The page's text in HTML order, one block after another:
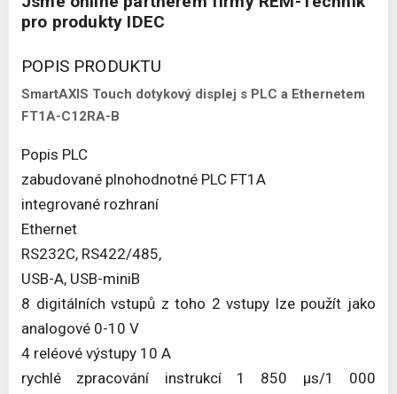
pro produkty IDEC
POPIS PRODUKTU
SmartAXIS Touch dotykový displej s PLC a Ethernetem
FT1A-C12RA-B
Popis PLC
zabudované plnohodnotné PLC FT1A
integrované rozhraní
Ethernet
RS232C, RS422/485,
USB-A, USB-miniB
8 digitálních vstupů z toho 2 vstupy lze použít jako
analogové 0-10 V
4 reléové výstupy 10 A
rychlé zpracování instrukcí 1 850 μs/1 000